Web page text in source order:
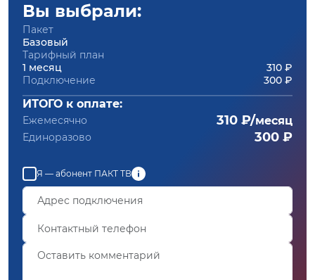
Вы выбрали:
Пакет
Базовый
Тарифный план
1 месяц
310 ₽
Подключение
300 ₽
ИТОГО к оплате:
Ежемесячно 310 ₽/месяц
Единоразово 300 ₽
Я — абонент ПАКТ ТВ